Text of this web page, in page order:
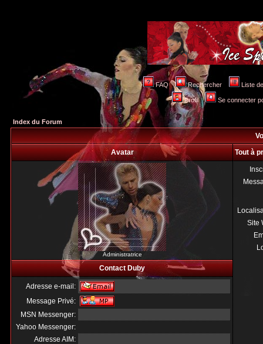
FAQ Rechercher Liste
Profil Se connecter
Index du Forum
Avatar
Tout à
Administratrice
Site
Contact Duby
Adresse e-mail:
Message Privé:
MSN Messenger:
Yahoo Messenger:
Adresse AIM: